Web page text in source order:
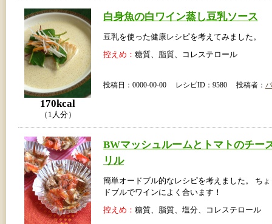
170kcal
（1人分）
白身魚の白ワイン蒸し豆乳ソース
豆乳を使った健康レシピを考えてみました。
控えめ： 糖質、脂質、コレステロール
投稿日：0000-00-00 レシピID：9580 投稿者：
BWマッシュルームとトマトのチー
リル
簡単オードブル的なレシピを考えました。 ち
ドブルでワインによく合います！
控えめ： 糖質、脂質、塩分、コレステロール